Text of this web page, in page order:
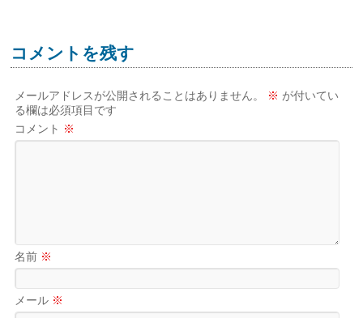
コメントを残す
メールアドレスが公開されることはありません。 ※ が付いてい
る欄は必須項目です
コメント ※
名前 ※
メール ※